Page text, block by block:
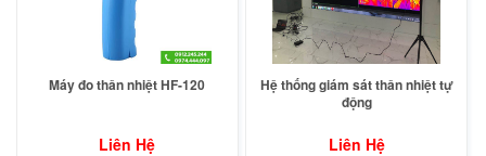
Hệ thống giám sát thân nhiệt tự
động
Liên Hệ
Máy đo thân nhiệt HF-120
Liên Hệ